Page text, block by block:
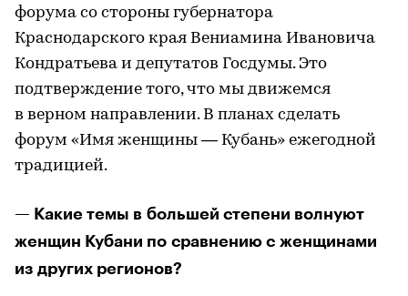
форума со стороны губернатора
Краснодарского края Вениамина Ивановича
Кондратьева и депутатов Госдумы. Это
подтверждение того, что мы движемся
в верном направлении. В планах сделать
форум «Имя женщины — Кубань» ежегодной
традицией.
— Какие темы в большей степени волнуют
женщин Кубани по сравнению с женщинами
из других регионов?